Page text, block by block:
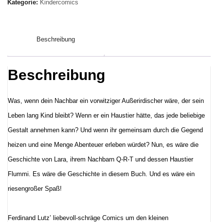
Haus
Menge
Kategorie: Kindercomics
Beschreibung
Beschreibung
Was, wenn dein Nachbar ein vorwitziger Außerirdischer wäre, der sein
Leben lang Kind bleibt? Wenn er ein Haustier hätte, das jede beliebige
Gestalt annehmen kann? Und wenn ihr gemeinsam durch die Gegend
heizen und eine Menge Abenteuer erleben würdet? Nun, es wäre die
Geschichte von Lara, ihrem Nachbarn Q-R-T und dessen Haustier
Flummi. Es wäre die Geschichte in diesem Buch. Und es wäre ein
riesengroßer Spaß!
Ferdinand Lutz’ liebevoll-schräge Comics um den kleinen